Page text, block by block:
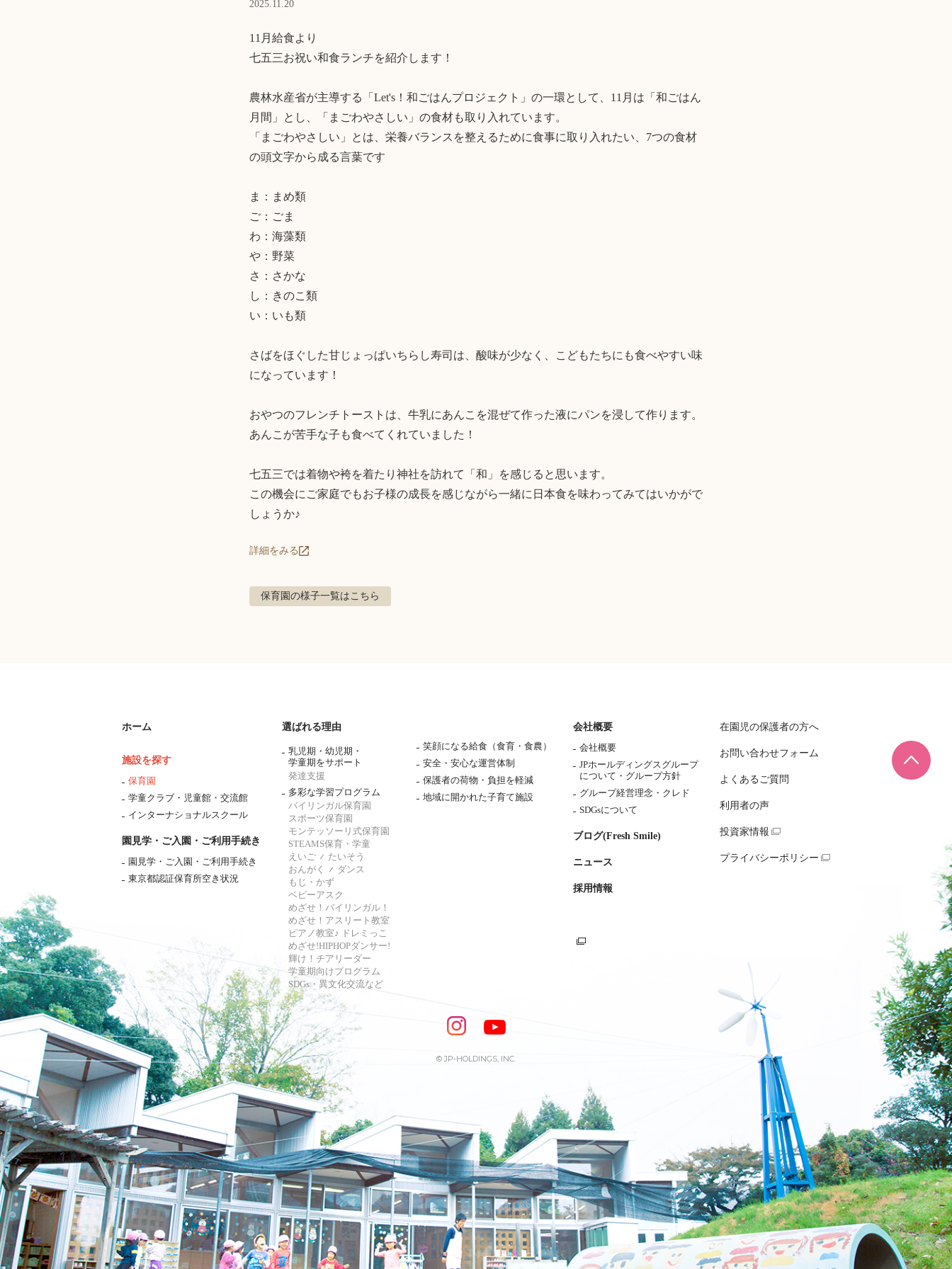
2025.11.20
11月給食より
七五三お祝い和食ランチを紹介します！
農林水産省が主導する「Let's！和ごはんプロジェクト」の一環として、11月は「和ごはん
月間」とし、「まごわやさしい」の食材も取り入れています。
「まごわやさしい」とは、栄養バランスを整えるために食事に取り入れたい、7つの食材
の頭文字から成る言葉です
ま：まめ類
ご：ごま
わ：海藻類
や：野菜
さ：さかな
し：きのこ類
い：いも類
さばをほぐした甘じょっぱいちらし寿司は、酸味が少なく、こどもたちにも食べやすい味
になっています！
おやつのフレンチトーストは、牛乳にあんこを混ぜて作った液にパンを浸して作ります。
あんこが苦手な子も食べてくれていました！
七五三では着物や袴を着たり神社を訪れて「和」を感じると思います。
この機会にご家庭でもお子様の成長を感じながら一緒に日本食を味わってみてはいかがで
しょうか♪
詳細をみる
保育園の様子一覧はこちら
ページ
ホーム
施設を探す
保育園
学童クラブ・児童館・交流館
インターナショナルスクール
園見学・ご入園・ご利用手続き
園見学・ご入園・ご利用手続き
東京都認証保育所空き状況
選ばれる理由
乳児期・幼児期・
学童期をサポート
発達支援
多彩な学習プログラム
バイリンガル保育園
スポーツ保育園
モンテッソーリ式保育園
STEAMS保育・学童
えいご
たいそう
おんがく
ダンス
もじ・かず
ベビーアスク
めざせ！バイリンガル！
めざせ！アスリート教室
ピアノ教室♪ ドレミっこ
めざせ!HIPHOPダンサー!
輝け！チアリーダー
学童期向けプログラム
SDGs・異文化交流など
笑顔になる給食（食育・食農）
安全・安心な運営体制
保護者の荷物・負担を軽減
地域に開かれた子育て施設
会社概要
会社概要
JPホールディングスグループ
について・ グループ方針
グループ経営理念・クレド
SDGsについて
ブログ(Fresh Smile)
ニュース
採用情報
在園児の保護者の方へ
お問い合わせフォーム
よくあるご質問
利用者の声
投資家情報
プライバシーポリシー
© JP-HOLDINGS, INC.